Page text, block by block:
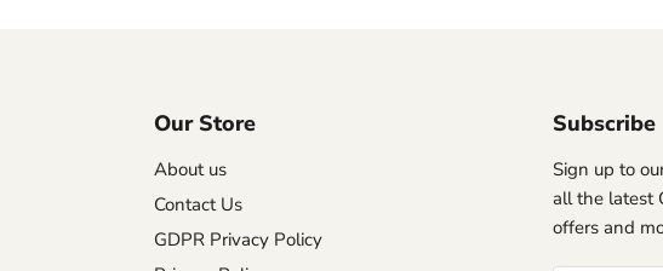
Our Store
About us
Contact Us
GDPR Privacy Policy
Subscribe
Sign up to
all the latest
offers and